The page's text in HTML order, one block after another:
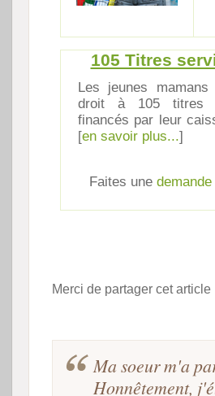
105 Titres
Les jeunes mamans
droit à 105 titres
financés par leur
[en savoir plus...]
Faites une
Merci de partager cet article
Ma soeur
Honnêtement,